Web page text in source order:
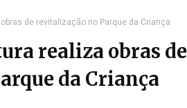
de revitalização no Parque da Criança
realiza obras de
da Criança